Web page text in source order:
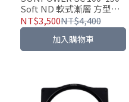
Soft ND 軟式漸層 方型減
光濾鏡
NT$3,500NT$4,400
加入購物車